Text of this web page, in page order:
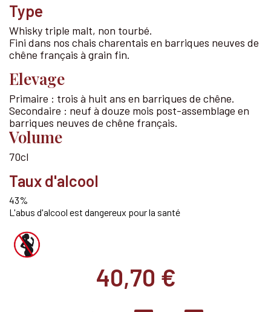
Type
Whisky triple malt, non tourbé.
Fini dans nos chais charentais en barriques neuves de
chêne français à grain fin.
Elevage
Primaire :​ trois à huit ans en barriques de chêne.​
Secondaire : neuf à douze mois post-assemblage en
barriques neuves de chêne français.
Volume
70cl
Taux d'alcool
43%
L'abus d'alcool est dangereux pour la santé
40,70 €